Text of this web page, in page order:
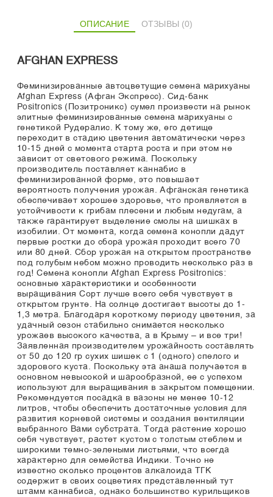
ОПИСАНИЕ ОТЗЫВЫ (0)
AFGHAN EXPRESS
Феминизированные автоцветущие семена марихуаны
Afghan Express (Афган Экспресс). Сид-банк
Positronics (Позитроникс) сумел произвести на рынок
элитные феминизированные семена марихуаны с
генетикой Рудералис. К тому же, его детище
переходит в стадию цветения автоматически через
10-15 дней с момента старта роста и при этом не
зависит от светового режима. Поскольку
производитель поставляет каннабис в
феминизированной форме, это повышает
вероятность получения урожая. Афганская генетика
обеспечивает хорошее здоровье, что проявляется в
устойчивости к грибам плесени и любым недугам, а
также гарантирует выделение смолы на шишках в
изобилии. От момента, когда семена конопли дадут
первые ростки до сбора урожая проходит всего 70
или 80 дней. Сбор урожая на открытом пространстве
под голубым небом можно проводить несколько раз в
год! Семена конопли Afghan Express Positronics:
основные характеристики и особенности
выращивания Сорт лучше всего себя чувствует в
открытом грунте. На солнце достигает высоты до 1-
1,3 метра. Благодаря короткому периоду цветения, за
удачный сезон стабильно снимается несколько
урожаев высокого качества, а в Крыму – и все три!
Заявленная производителем урожайность составлять
от 50 до 120 гр сухих шишек с 1 (одного) спелого и
здорового куста. Поскольку эта анаша получается в
основном невысокой и шарообразной, ее с успехом
используют для выращивания в закрытом помещении.
Рекомендуется посадка в вазоны не менее 10-12
литров, чтобы обеспечить достаточные условия для
развития корневой системы и создания вентиляции
выбранного Вами субстрата. Тогда растение хорошо
себя чувствует, растет кустом с толстым стеблем и
широкими темно-зелеными листьями, что всегда
характерно для семейства Индики. Точно не
известно сколько процентов алкалоида ТГК
содержит в своих соцветиях представленный тут
штамм каннабиса, однако большинство курильщиков